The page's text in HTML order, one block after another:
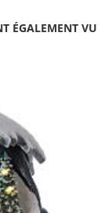
ÉGALEMENT VU